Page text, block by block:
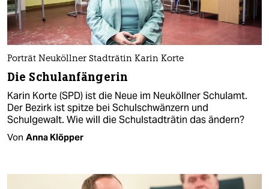
Porträt Neuköllner Stadträtin Karin Korte
Die Schulanfängerin
Karin Korte (SPD) ist die Neue im Neuköllner Schulamt.
Der Bezirk ist spitze bei Schulschwänzern und
Schulgewalt. Wie will die Schulstadträtin das ändern?
Von Anna Klöpper